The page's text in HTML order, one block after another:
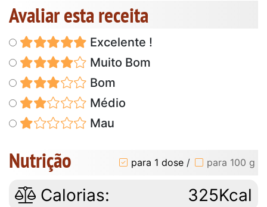
Avaliar esta receita
Excelente !
Muito Bom
Bom
Médio
Mau
Nutrição para 1 dose / para 100 g
Calorias: 325Kcal